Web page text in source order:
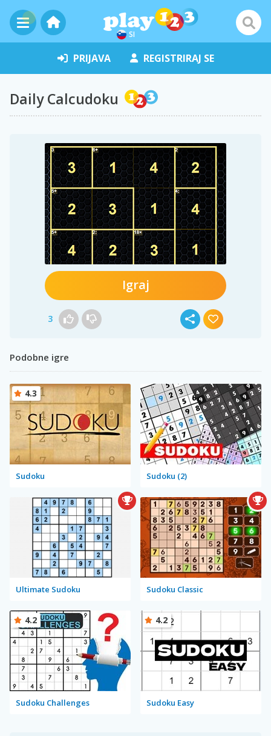
SI
PRIJAVA REGISTRIRAJ SE
Daily Calcudoku
Igraj
3
Podobne igre
Sudoku
4.3
Sudoku (2)
Ultimate Sudoku Sudoku Classic
Sudoku Challenges
4.2
Sudoku Easy
4.2